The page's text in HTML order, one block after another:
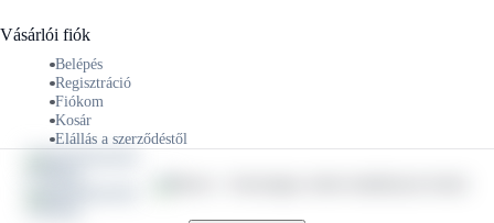
Vásárlói fiók
Belépés
Regisztráció
Fiókom
Kosár
Elállás a szerződéstől